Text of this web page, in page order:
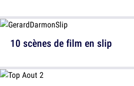
10 scènes de film en slip